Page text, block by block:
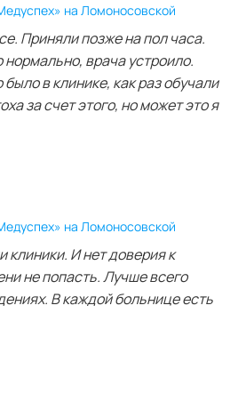
на Ломоносовской
Приняли позже на пол часа.
врача устроило.
в клинике, как раз обучали
за счет этого, но может это я
на Ломоносовской
клиники. И нет доверия к
не попасть. Лучше всего
В каждой больнице есть